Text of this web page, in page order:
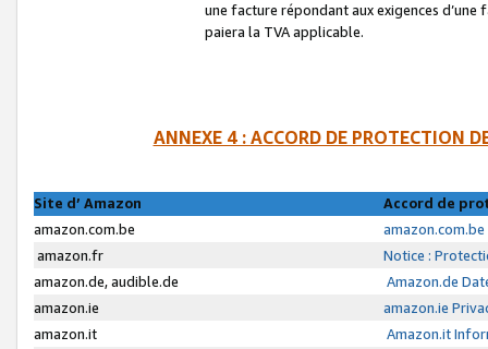
une facture répondant aux exigences
paiera la TVA applicable.
ANNEXE 4 : ACCORD DE PROTECTION
Site d’ Amazon
Accord de
amazon.com.be
amazon.fr
Notice :
amazon.de, audible.de
Amazon.de
amazon.ie
amazon.ie
amazon.it
Amazon.it